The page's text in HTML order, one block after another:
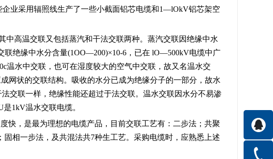
业采用辐照线生产了一些小截面铝芯电缆和1—lOkV铝芯架空
中高温交联又包括蒸汽和干法交联两种。蒸汽交联因绝缘中水
联绝缘中水分含量(1OO—200)×10-6，已在 lO—500kV电缆中广
温水中交联，也可在湿度较大的空气中交联，故又名温水交
网状的交联结构。吸收的水分已成为绝缘分子的一部分，故水
交联一样，绝缘性能还超过于法交联。温水交联因水分不易渗
1kV温水交联电缆。
快，是最为理想的电缆产品，目前交联工艺有：二步法；共聚
相一步法，及共混法共7种生工艺。采购电缆时，应熟悉上述